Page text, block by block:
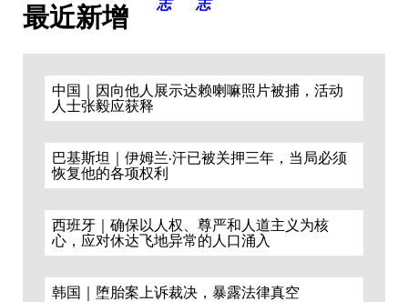
最近新增
中国｜因向他人展示达赖喇嘛照片被捕，活动
人士张毅应获释
巴基斯坦｜伊姆兰·汗已被关押三年，当局必须
恢复他的各项权利
西班牙｜确保以人权、尊严和人道主义为核
心，应对休达飞地异常的人口涌入
韩国｜堕胎案上诉裁决，暴露法律真空